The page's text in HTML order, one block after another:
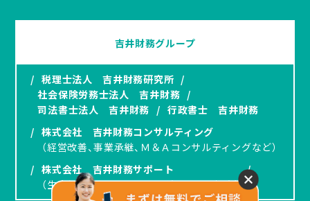
吉井財務グループ
/ 税理士法人 吉井財務研究所 /
社会保険労務士法人 吉井財務 /
司法書士法人 吉井財務 / 行政書士 吉井財務
/ 株式会社 吉井財務コンサルティング
（経営改善、事業承継、Ｍ＆Ａコンサルティングなど）
/ 株式会社 吉井財務サポート
（生命保険、オペレーティングリースの提案）
/